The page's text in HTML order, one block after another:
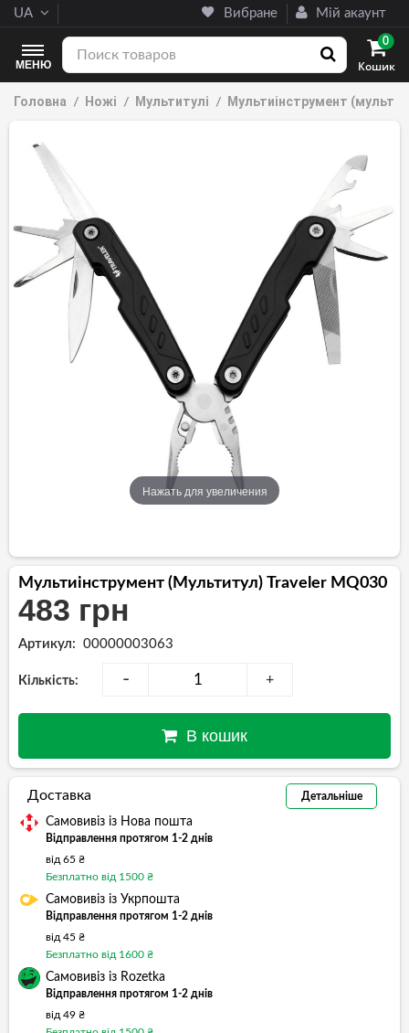
Вибране Мій акаунт
UA
Кошик
0
МЕНЮ
Головна Ножі Мультитулі Мультиінструмент
Нажать для увеличения
Мультиінструмент (мультитул) Traveler MQ030
483 грн
Артикул: 00000003063
Кількість: - +
В кошик
Доставка Детальніше
Самовивіз із Нова пошта
Відправлення протягом 1-2 днів
від 65 ₴
Безплатно від 1500 ₴
Самовивіз із Укрпошта
Відправлення протягом 1-2 днів
від 45 ₴
Безплатно від 1600 ₴
Самовивіз із Rozetka
Відправлення протягом 1-2 днів
від 49 ₴